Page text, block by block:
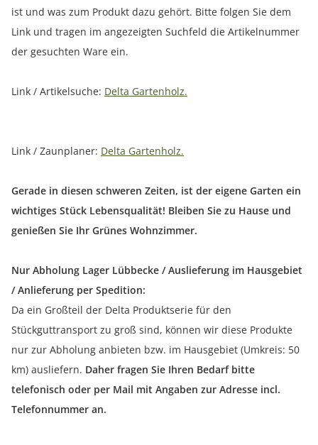
ist und was zum Produkt dazu gehört. Bitte folgen Sie dem
Link und tragen im angezeigten Suchfeld die Artikelnummer
der gesuchten Ware ein.
Link / Artikelsuche: Delta Gartenholz.
Link / Zaunplaner: Delta Gartenholz.
Gerade in diesen schweren Zeiten, ist der eigene Garten ein
wichtiges Stück Lebensqualität! Bleiben Sie zu Hause und
genießen Sie Ihr Grünes Wohnzimmer.
Nur Abholung Lager Lübbecke / Auslieferung im Hausgebiet
/ Anlieferung per Spedition:
Da ein Großteil der Delta Produktserie für den
Stückguttransport zu groß sind, können wir diese Produkte
nur zur Abholung anbieten bzw. im Hausgebiet (Umkreis: 50
km) ausliefern. Daher fragen Sie Ihren Bedarf bitte
telefonisch oder per Mail mit Angaben zur Adresse incl.
Telefonnummer an.